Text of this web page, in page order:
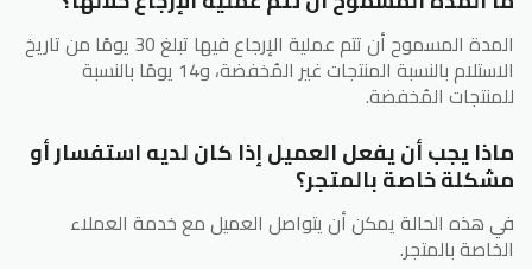
المدة المسموح أن تتم عملية الإرجاع فيها تبلغ 30 يومًا من تاريخ
الاستلام بالنسبة المنتجات غير المُخفضة، و14 يومًا بالنسبة
للمنتجات المُخفضة.
ماذا يجب أن يفعل العميل إذا كان لديه استفسار أو
مشكلة خاصة بالمتجر؟
في هذه الحالة يمكن أن يتواصل العميل مع خدمة العملاء
الخاصة بالمتجر.